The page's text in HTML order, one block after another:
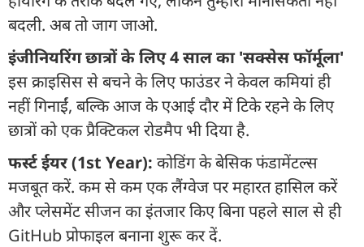
बदली. अब तो जाग जाओ.
इंजीनियरिंग छात्रों के लिए 4 साल का 'सक्सेस फॉर्मूला'
इस क्राइसिस से बचने के लिए फाउंडर ने केवल कमियां ही
नहीं गिनाईं, बल्कि आज के एआई दौर में टिके रहने के लिए
छात्रों को एक प्रैक्टिकल रोडमैप भी दिया है.
फर्स्ट ईयर (1st Year): कोडिंग के बेसिक फंडामेंटल्स
मजबूत करें. कम से कम एक लैंग्वेज पर महारत हासिल करें
और प्लेसमेंट सीजन का इंतजार किए बिना पहले साल से ही
GitHub प्रोफाइल बनाना शुरू कर दें.